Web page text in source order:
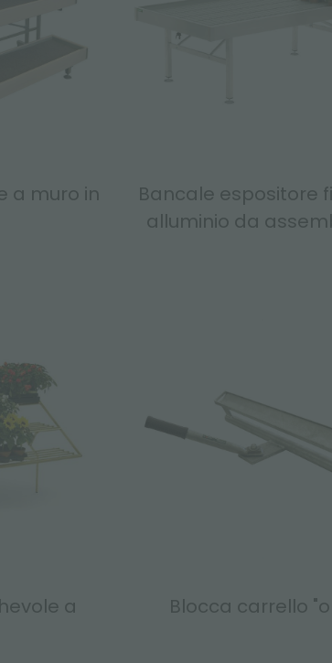
a muro in
Bancale espositore
alluminio da
a
Blocca carrello